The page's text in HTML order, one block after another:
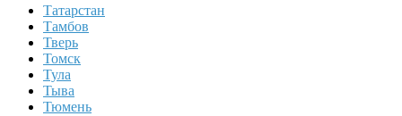
Татарстан
Тамбов
Тверь
Томск
Тула
Тыва
Тюмень